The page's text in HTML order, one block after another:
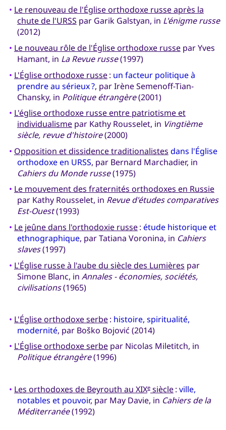
• Le renouveau de l'Église orthodoxe russe après la
chute de l'URSS par Garik Galstyan, in L'énigme russe
(2012)
• Le nouveau rôle de l'Église orthodoxe russepar Yves
Hamant, in La Revue russe(1997)
• L'Église orthodoxe russe: un facteur politique à
prendre au sérieux ?, par Irène Semenoff-Tian-
Chansky, in Politique étrangère(2001)
• L'église orthodoxe russe entre patriotisme et
individualismepar Kathy Rousselet, in Vingtième
siècle, revue d'histoire(2000)
• Opposition et dissidence traditionalistes dans l'Église
orthodoxe en URSS, par Bernard Marchadier, in
Cahiers du Monde russe(1975)
• Le mouvement des fraternités orthodoxes en Russie
par Kathy Rousselet, in Revue d'études comparatives
Est-Ouest(1993)
• Le jeûne dans l'orthodoxie russe: étude historique et
ethnographique, par Tatiana Voronina, in Cahiers
slaves(1997)
• L'Église russe à l'aube du siècle des Lumières par
Simone Blanc, in Annales - économies, sociétés,
civilisations(1965)
• L'Église orthodoxe serbe: histoire, spiritualité,
modernité, par Boško Bojović (2014)
• L'Église orthodoxe serbepar Nicolas Miletitch, in
Politique étrangère(1996)
• Les orthodoxes de Beyrouth au XIXesiècle: ville,
notables et pouvoir, par May Davie, in Cahiers de la
Méditerranée(1992)